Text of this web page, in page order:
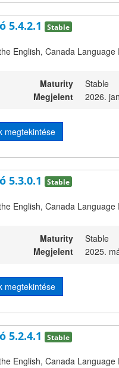
5.4.2.1 Stable
English, Canada
Maturity
Stable
Megjelent
2026.
megtekintése
5.3.0.1 Stable
English, Canada
Maturity
Stable
Megjelent
2025.
megtekintése
5.2.4.1 Stable
English, Canada